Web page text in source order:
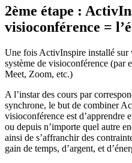
2ème étape :
visioconférence =
Une fois ActivInspire installé sur
système de visioconférence (par
Meet, Zoom, etc.)
A l’instar des cours par
synchrone, le but de combiner
visioconférence est d’apprendre
ou depuis n’importe quel autre
ainsi de s’affranchir des
gain de temps, d’argent, et